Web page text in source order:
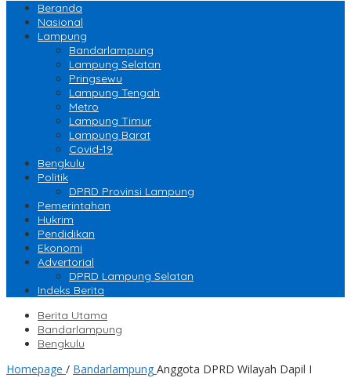
Beranda
Nasional
Lampung
Bandarlampung
Lampung Selatan
Pringsewu
Lampung Tengah
Metro
Lampung Timur
Lampung Barat
Covid-19
Bengkulu
Politik
DPRD Provinsi Lampung
Pemerintahan
Hukrim
Pendidikan
Ekonomi
Advertorial
DPRD Lampung Selatan
Indeks Berita
Berita Utama
Bandarlampung
Bengkulu
Homepage / Bandarlampung Anggota DPRD Wilayah Dapil I